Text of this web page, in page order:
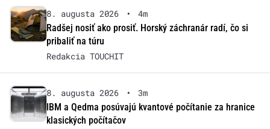
8. augusta 2026 •
4m
Radšej nosiť ako prosiť. Horský záchranár radí, čo si
pribaliť na túru
Redakcia TOUCHIT
8. augusta 2026 •
3m
IBM a Qedma posúvajú kvantové počítanie za hranice
klasických počítačov